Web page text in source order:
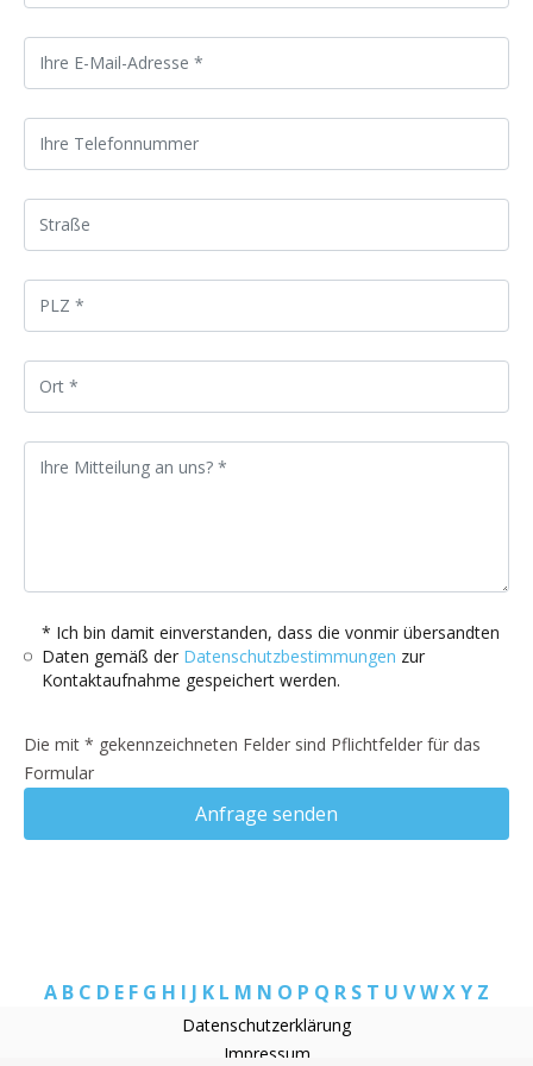
* Ich bin damit einverstanden, dass die vonmir übersandten
Daten gemäß der Datenschutzbestimmungen zur
Kontaktaufnahme gespeichert werden.
Die mit * gekennzeichneten Felder sind Pflichtfelder für das
Formular
Anfrage senden
A B C D E F G H I J K L M N O P Q R S T U VWXY Z
Datenschutzerklärung
Impressum